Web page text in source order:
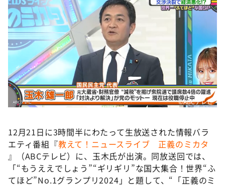
©️ABCテレビ
12月21日に3時間半にわたって生放送された情報バラ
エティ番組『教えて！ニュースライブ 正義のミカタ
』（ABCテレビ）に、玉木氏が出演。同放送回では、
「“もうええでしょう”“ギリギリ”な国大集合！世界“ふ
てほど”No.1グランプリ2024」と題して、“「正義のミ